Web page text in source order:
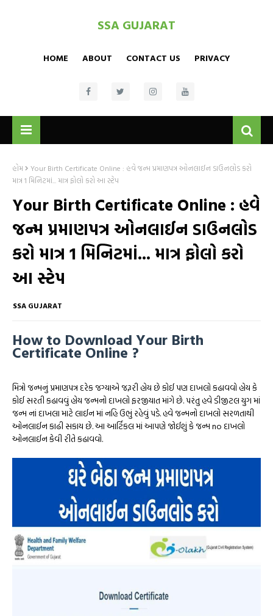
SSA GUJARAT
HOME ABOUT CONTACT US PRIVACY
હોમ
Your Birth Certificate Online : હવે જન્મ પ્રમાણપત્ર ઓનલાઈન ડાઉનલોડ કરો
માત્ર 1 મિનિટમાં... માત્ર ફોલો કરો આ સ્ટેપ
Your Birth Certificate Online : હવે
જન્મ પ્રમાણપત્ર ઓનલાઈન ડાઉનલોડ
કરો માત્ર 1 મિનિટમાં... માત્ર ફોલો કરો
આ સ્ટેપ
SSA GUJARAT
How to Download Your Birth
Certificate Online ?
મિત્રો જન્મનું પ્રમાણપત્ર દરેક જગ્યાએ જરૂરી હોય છે કોઈ પણ દાખલો કઢાવવો હોય કે
કોઈ સરતી કઢાવવું હોય જન્મનો દાખલો ફરજીયાત માંગે છે. પરંતુ હવે ડીજીટલ યુગ માં
જન્મ નાં દાખલા માટે લાઈન માં નહિ ઉભું રહેવું પડે. હવે જન્મનો દાખલો સરળતાથી
ઓનલાઈન કાઢી સકાય છે. આ આર્ટિકલ માં આપણે જોઈશું કે જન્મ no દાખલો
ઓનલાઈન કેવી રીતે કઢાવવો.